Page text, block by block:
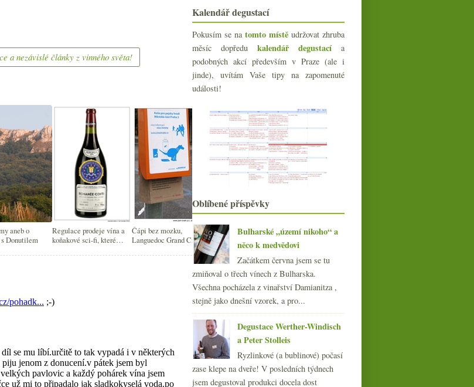
a nezávislé články z vinného světa!
aneb o
Donutilem
Regulace prodeje vína a
koňakové sci-fi, které
Čápi bez mozku,
Languedoc Grand Cru,
supravodivost, rozinka v
Čtení a pokoukání nejen
na víkend
Exhibiton
Klasika i speciality od Domaine de
Thulon
Veltlín a Chardonnay od Jakuba
Nováka
Svatomartinské a ti druzí
Výprodej vín v gurmánském paláci
Nádherné bubliny z vinařství
Vilmart
Davinus, négociant a rulandské bílé
CO2, sbírka šmejdů a vinařské
útoky
Krásné poctivé italské červené
Campo Caturesi
►října(23)
►září(22)
►srpna(21)
► července(23)
►června(21)
►května(20)
►dubna(21)
►března(21)
►února(20)
►ledna (22)
►2013(249)
►2012(254)
►2011(252)
Kalendář degustací
Pokusím se na tomto místě udržovat zhruba
měsíc dopředu kalendář degustacía
podobných akcí především v Praze (ale i
jinde), uvítám Vaše tipy na zapomenuté
události!
Oblíbené příspěvky
Bulharské „území nikoho“ a
něco k medvědovi
Začátkem června jsem se tu
zmiňoval o třech vínech z Bulharska.
Všechna pocházela z vinařství Damianitza ,
stejně jako dnešní vzorek, a pro...
Degustace Werther-Windisch
a Peter Stolleis
Ryzlinkové (a bublinové) počasí
zase klepe na dveře! V posledních týdnech
jsem degustoval produkci docela dost